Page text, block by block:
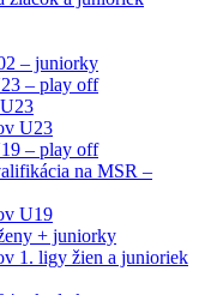
– juniorky
– play off
U23
– play off
na MSR –
U19
+ juniorky
1. ligy žien a junioriek